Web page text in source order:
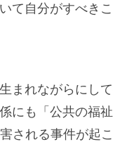
て自分がすべきこ
まれながらにし
にも「公共の福
される事件が起